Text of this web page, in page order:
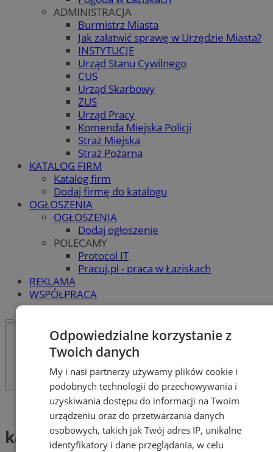
ADMINISTRACJA
Burmistrz Miasta
Jak załatwić sprawę w Urzędzie Miasta?
INSTYTUCJE
Urząd Stanu Cywilnego
CUS
Urząd Skarbowy
ZUS
Urząd Pracy
Komenda Miejska Policji
Straż Miejska
Straż Pożarna
KATALOG FIRM
Katalog firm
Dodaj firmę do katalogu
OGŁOSZENIA
OGŁOSZENIA
Dodaj ogłoszenie
POLECAMY
Protocol IT
Pracuj.pl - praca w Łaziskach
REKLAMA
WSPÓŁPRACA
Tag: kandydat na prezydenta
kandydat na prezydenta (1)
Odpowiedzialne korzystanie z
Twoich danych
My i nasi partnerzy używamy plików cookie i
podobnych technologii do przechowywania i
uzyskiwania dostępu do informacji na Twoim
urządzeniu oraz do przetwarzania danych
osobowych, takich jak Twój adres IP, unikalne
identyfikatory i dane przeglądania, w celu